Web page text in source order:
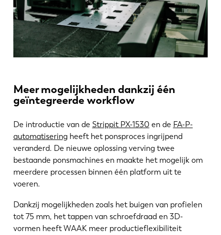
Meer mogelijkheden dankzij één
geïntegreerde workflow
De introductie van de Strippit PX-1530 en de FA-P-
automatiseringheeft het ponsproces ingrijpend
veranderd. De nieuwe oplossing verving twee
bestaande ponsmachines en maakte het mogelijk om
meerdere processen binnen één platform uit te
voeren.
Dankzij mogelijkheden zoals het buigen van profielen
tot 75 mm, het tappen van schroefdraad en 3D-
vormen heeft WAAK meer productieflexibiliteit